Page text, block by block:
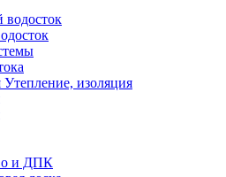
водосток
Утепление, изоляция
и ДПК